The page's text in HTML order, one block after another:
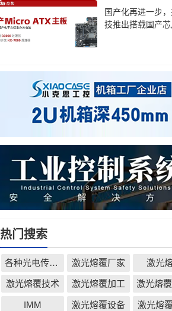
国产化再进一步
技推出搭载国产
热门搜索
各种光电传感器 激光熔覆厂家 激光
激光熔覆技术 激光熔覆加工
IMM 激光熔覆设备 激光熔